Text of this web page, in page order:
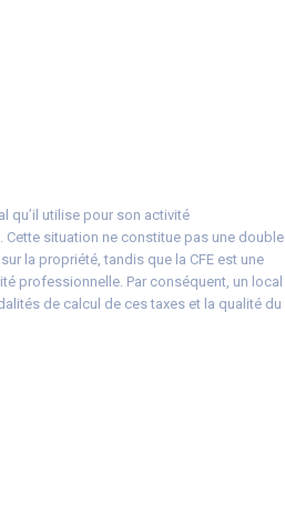
qu’il utilise pour son activité
situation ne constitue pas une double
la propriété, tandis que la CFE est une
professionnelle. Par conséquent, un local
de calcul de ces taxes et la qualité du